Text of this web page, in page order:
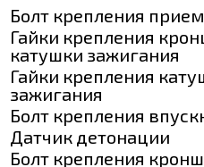
Болт крепления
Гайки крепления
катушки зажигания
Гайки крепления
зажигания
Болт крепления
Датчик детонации
Болт крепления